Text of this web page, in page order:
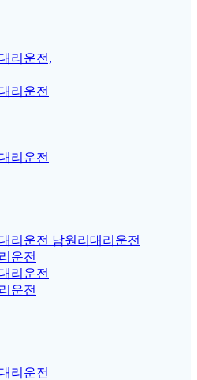
리운전,
리운전
리운전
리운전 남원리대리운전
운전
리운전
운전
리운전